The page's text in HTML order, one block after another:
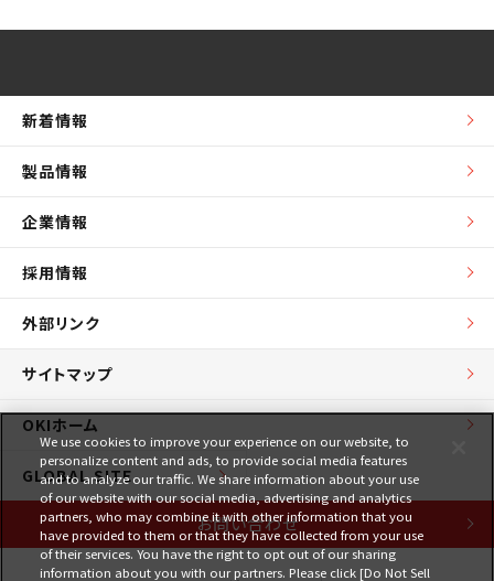
新着情報
製品情報
企業情報
採用情報
外部リンク
サイトマップ
OKIホーム
GLOBAL SITE
お問い合わせ
We use cookies to improve your experience on our website, to
personalize content and ads, to provide social media features
and to analyze our traffic. We share information about your use
of our website with our social media, advertising and analytics
partners, who may combine it with other information that you
have provided to them or that they have collected from your use
of their services. You have the right to opt out of our sharing
information about you with our partners. Please click [Do Not Sell